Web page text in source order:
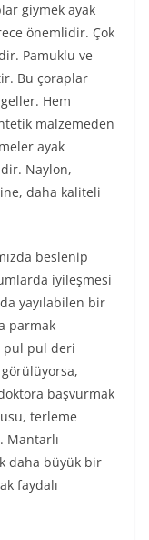
giymek ayak
önemlidir. Çok
Pamuklu ve
Bu çoraplar
Hem
malzemeden
ayak
Naylon,
daha kaliteli
beslenip
iyileşmesi
yayılabilen bir
parmak
pul pul deri
başvurmak
terleme
Mantarlı
daha büyük bir
faydalı